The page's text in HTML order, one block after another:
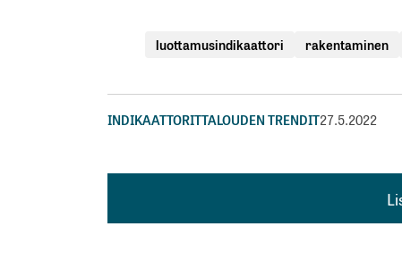
luottamusindikaattori rakentaminen
INDIKAATTORITTALOUDEN TRENDIT27.5.2022